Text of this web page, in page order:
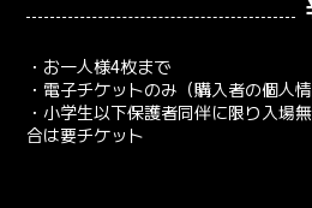
・お一人様4枚まで
・電子チケットのみ（購入者の個人
・小学生以下保護者同伴に限り入場
合は要チケット